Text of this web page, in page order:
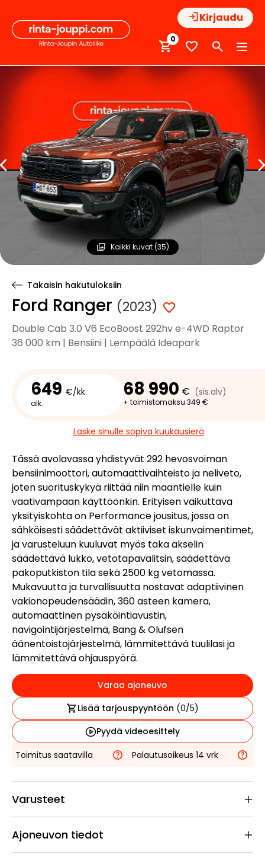
sisältöön
Kirjaudu
0
Kaikki kuvat (35)
Takaisin hakutuloksiin
Ford Ranger (2023)
Double Cab 3.0 V6 EcoBoost 292hv e-4WD Raptor
36 000 km | Bensiini | Lempäälä Ideapark
649 €/kk
alk.
68 990 € (sis.alv)
+ toimistomaksu 349 €
Laske sinulle sopiva kuukausierä
Tässä avolavassa yhdistyvät 292 hevosvoiman
bensiinimoottori, automaattivaihteisto ja neliveto,
joten suorituskykyä riittää niin maantielle kuin
vaativampaan käyttöönkin. Erityisen vaikuttava
yksityiskohta on Performance jousitus, jossa on
sähköisesti säädettävät aktiiviset iskunvaimentimet,
ja varusteluun kuuluvat myös taka akselin
säädettävä lukko, vetotapavalitsin, säädettävä
pakoputkiston tila sekä 2500 kg vetomassa.
Mukavuutta ja turvallisuutta nostavat adaptiivinen
vakionopeudensäädin, 360 asteen kamera,
automaattinen pysäköintiavustin,
navigointijärjestelmä, Bang & Olufsen
äänentoistojärjestelmä, lämmitettävä tuulilasi ja
lämmitettävä ohjauspyörä.
Varaa ajoneuvo
Lisää tarjouspyyntöön (0/5)
Pyydä videoesittely
Toimitus saatavilla
Palautusoikeus 14 vrk
Varusteet
Ajoneuvon tiedot